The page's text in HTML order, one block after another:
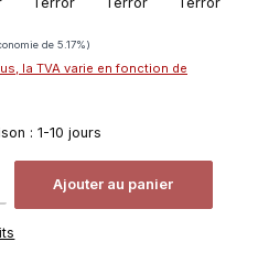
: de 5.17%)
la TVA varie en fonction de
: 1-10 jours
Ajouter au panier